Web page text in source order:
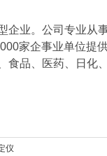
企业。公司专业从
家企事业单位提
食品、医药、日化
仪